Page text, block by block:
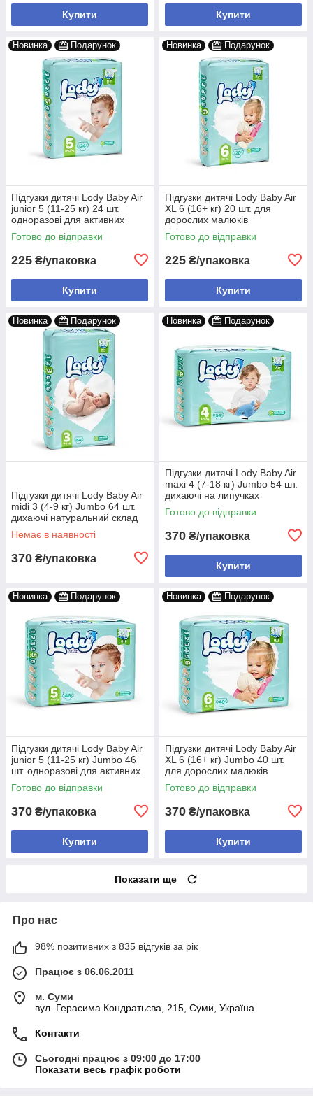
Купити Купити
Новинка Подарунок
Підгузки дитячі Lody Baby Air
junior 5 (11-25 кг) 24 шт.
одноразові для активних
дітей
Готово до відправки
225 ₴/упаковка
Купити
Новинка Подарунок
Підгузки дитячі Lody Baby Air
XL 6 (16+ кг) 20 шт. для
дорослих малюків
Готово до відправки
225 ₴/упаковка
Купити
Новинка Подарунок
Підгузки дитячі Lody Baby Air
midi 3 (4-9 кг) Jumbo 64 шт.
дихаючі натуральний склад
Немає в наявності
370 ₴/упаковка
Новинка Подарунок
Підгузки дитячі Lody Baby Air
maxi 4 (7-18 кг) Jumbo 54 шт.
дихаючі на липучках
Готово до відправки
370 ₴/упаковка
Купити
Новинка Подарунок
Підгузки дитячі Lody Baby Air
junior 5 (11-25 кг) Jumbo 46
шт. одноразові для активних
дітей
Готово до відправки
370 ₴/упаковка
Купити
Новинка Подарунок
Підгузки дитячі Lody Baby Air
XL 6 (16+ кг) Jumbo 40 шт.
для дорослих малюків
Готово до відправки
370 ₴/упаковка
Купити
Показати ще
Про нас
98% позитивних з 835 відгуків за рік
Працює з 06.06.2011
м. Суми
вул. Герасима Кондратьєва, 215, Суми, Україна
Контакти
Сьогодні працює з 09:00 до 17:00
Показати весь графік роботи